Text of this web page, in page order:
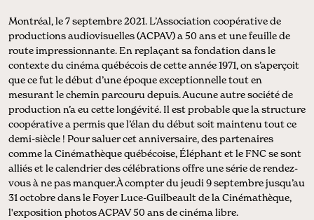
Montréal, le 7 septembre 2021. L’Association coopérative de
productions audiovisuelles (ACPAV) a 50 ans et une feuille de
route impressionnante. En replaçant sa fondation dans le
contexte du cinéma québécois de cette année 1971, on s’aperçoit
que ce fut le début d’une époque exceptionnelle tout en
mesurant le chemin parcouru depuis. Aucune autre société de
production n’a eu cette longévité. Il est probable que la structure
coopérative a permis que l’élan du début soit maintenu tout ce
demi-siècle ! Pour saluer cet anniversaire, des partenaires
comme la Cinémathèque québécoise, Éléphant et le FNC se sont
alliés et le calendrier des célébrations offre une série de rendez-
vous à ne pas manquer.À compter du jeudi 9 septembre jusqu’au
31 octobre dans le Foyer Luce-Guilbeault de la Cinémathèque,
l'exposition photos ACPAV 50 ans de cinéma libre.